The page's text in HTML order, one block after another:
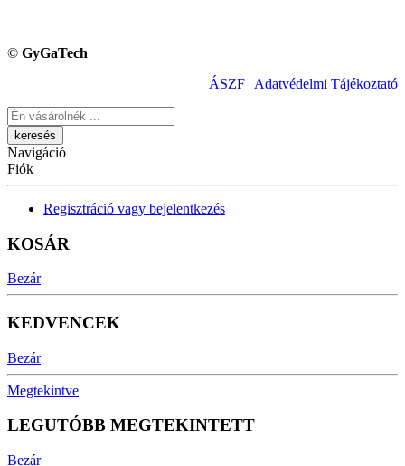
© GyGaTech
ÁSZF | Adatvédelmi Tájékoztató
Keresés
Navigáció
Fiók
Regisztráció vagy bejelentkezés
KOSÁR
Bezár
KEDVENCEK
Bezár
Megtekintve
LEGUTÓBB MEGTEKINTETT
Bezár